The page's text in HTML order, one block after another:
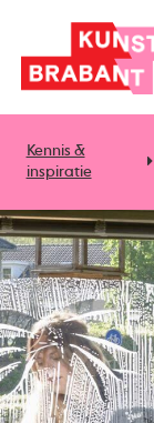
Kennis &
inspiratie